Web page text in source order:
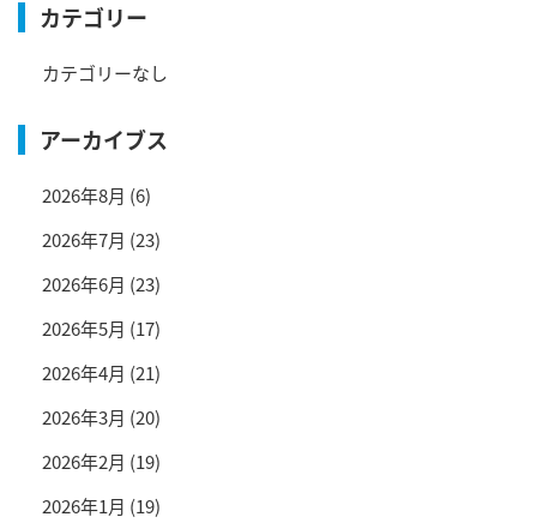
カテゴリー
カテゴリーなし
アーカイブス
2026年8月 (6)
2026年7月 (23)
2026年6月 (23)
2026年5月 (17)
2026年4月 (21)
2026年3月 (20)
2026年2月 (19)
2026年1月 (19)